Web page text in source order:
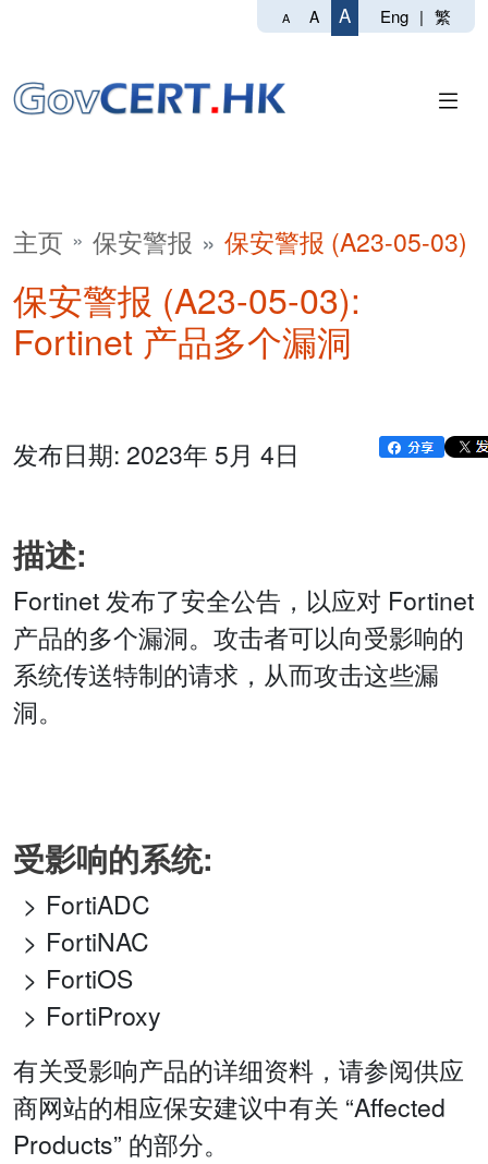
A A A Eng | 繁
主页 保安警报 保安警报 (A23-05-03)
保安警报 (A23-05-03):
Fortinet 产品多个漏洞
发布日期: 2023年 5月 4日
描述:
Fortinet 发布了安全公告，以应对 Fortinet
产品的多个漏洞。攻击者可以向受影响的
系统传送特制的请求，从而攻击这些漏
洞。
受影响的系统:
FortiADC
FortiNAC
FortiOS
FortiProxy
有关受影响产品的详细资料，请参阅供应
商网站的相应保安建议中有关 “Affected
Products” 的部分。